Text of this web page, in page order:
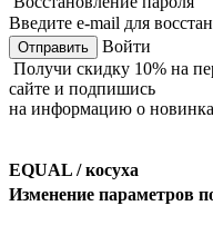
Введите e-mail для
Войти
Получи скидку 10% на
сайте и подпишись
на информацию о
EQUAL / косуха
Изменение параметров